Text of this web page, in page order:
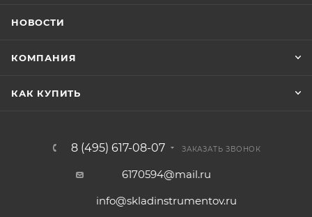
НОВОСТИ
КОМПАНИЯ
КАК КУПИТЬ
8 (495) 617-08-07 ЗАКАЗАТЬ ЗВОНОК
6170594@mail.ru
info@skladinstrumentov.ru